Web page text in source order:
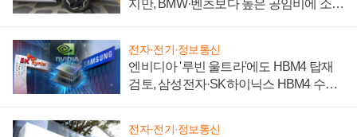
지만, BMW·벤츠보다 높은 공임비에 소비
전자·전기·정보통신
엔비디아 '루빈 울트라'에도 HBM4 탑재
검토, 삼성전자·SK하이닉스 HBM4 수율
전자·전기·정보통신